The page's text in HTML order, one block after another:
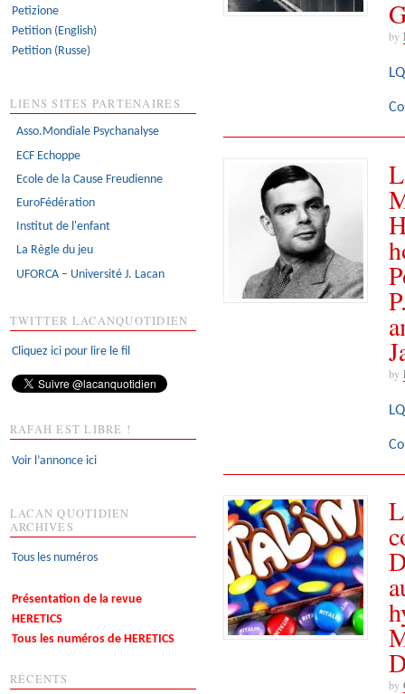
by
by
by
Petizione
Petition (English)
Petition (Russe)
LIENS SITES PARTENAIRES
Asso.Mondiale Psychanalyse
ECF Echoppe
Ecole de la Cause Freudienne
EuroFédération
Institut de l'enfant
La Règle du jeu
UFORCA – Université J. Lacan
TWITTER LACANQUOTIDIEN
Cliquez ici pour lire le fil
RAFAH EST LIBRE !
Voir l’annonce ici
LACAN QUOTIDIEN
ARCHIVES
Tous les numéros
Présentation de la revue
HERETICS
Tous les numéros de HERETICS
RÉCENTS